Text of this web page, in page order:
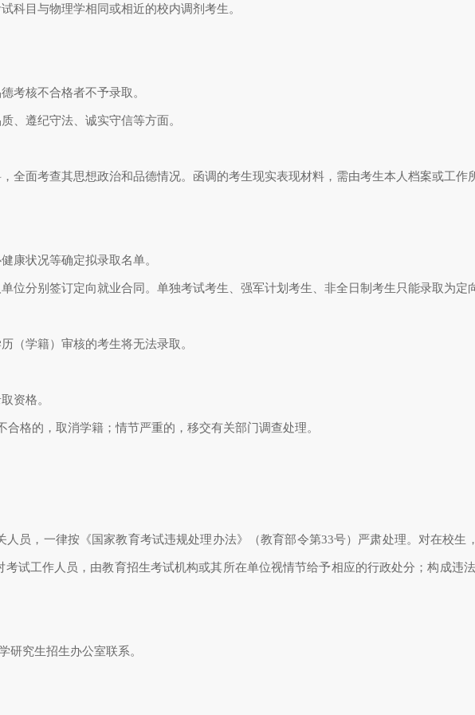
科目与物理学相同或相近的校内调剂考生。
考核不合格者不予录取。
遵纪守法、诚实守信等方面。
面考查其思想政治和品德情况。函调的考生现实表现材料，需由考生本人档案或工作
状况等确定拟录取名单。
分别签订定向就业合同。单独考试考生、强军计划考生、非全日制考生只能录取为定
学籍）审核的考生将无法录取。
资格。
格的，取消学籍；情节严重的，移交有关部门调查处理。
员，一律按《国家教育考试违规处理办法》（教育部令第33号）严肃处理。对在校生
试工作人员，由教育招生考试机构或其所在单位视情节给予相应的行政处分；构成违
研究生招生办公室联系。